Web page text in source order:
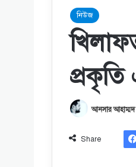
নিউজ
প্রকৃতি
আনসার
Share